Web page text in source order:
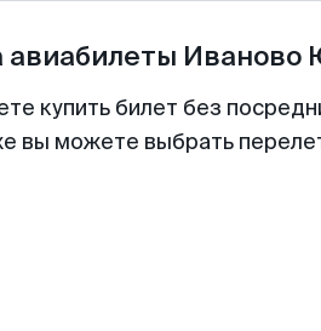
авиабилеты
купить билет без
вы можете выбрать